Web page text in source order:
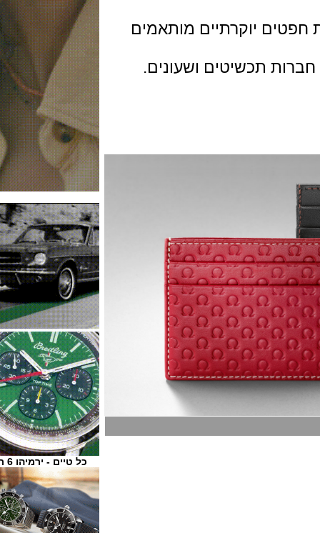
יוקרתיים מותאמים
תכשיטים ושעונים.
כל טיים - ירמיהו 6 ת"א